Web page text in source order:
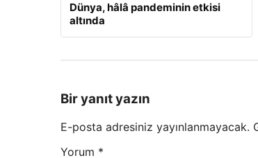
Dünya, hâlâ pandeminin etkisi
altında
Bir yanıt yazın
E-posta adresiniz yayınlanmayacak.
Yorum *